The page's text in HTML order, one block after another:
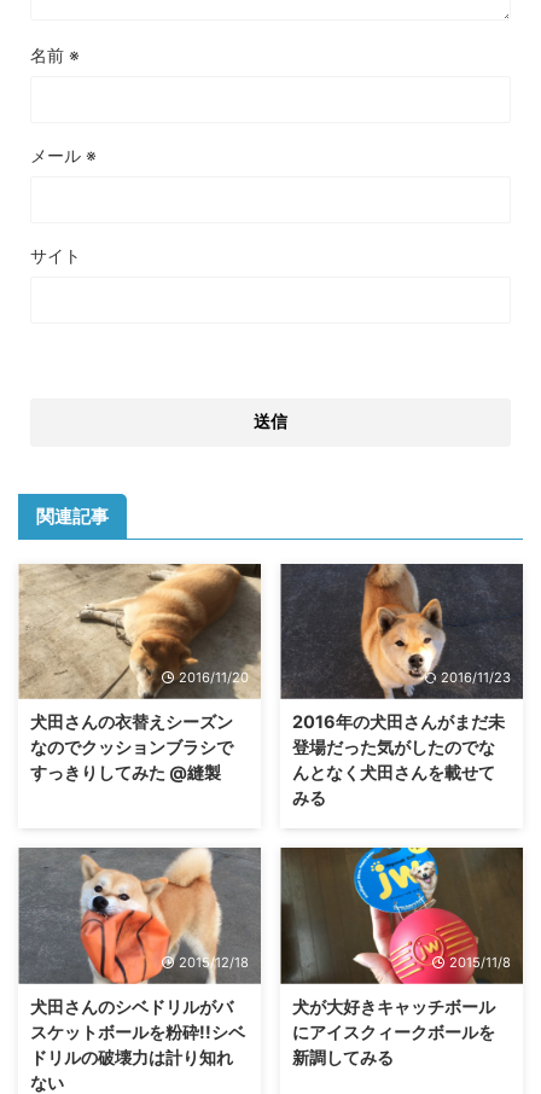
名前 ※
メール ※
サイト
関連記事
2016/11/20
犬田さんの衣替えシーズン
なのでクッションブラシで
すっきりしてみた @縫製
2016/11/23
2016年の犬田さんがまだ未
登場だった気がしたのでな
んとなく犬田さんを載せて
みる
2015/12/18
犬田さんのシベドリルがバ
スケットボールを粉砕!!シベ
ドリルの破壊力は計り知れ
ない
2015/11/8
犬が大好きキャッチボール
にアイスクィークボールを
新調してみる